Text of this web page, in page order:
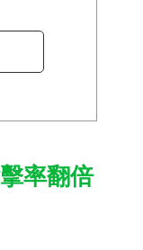
率翻倍